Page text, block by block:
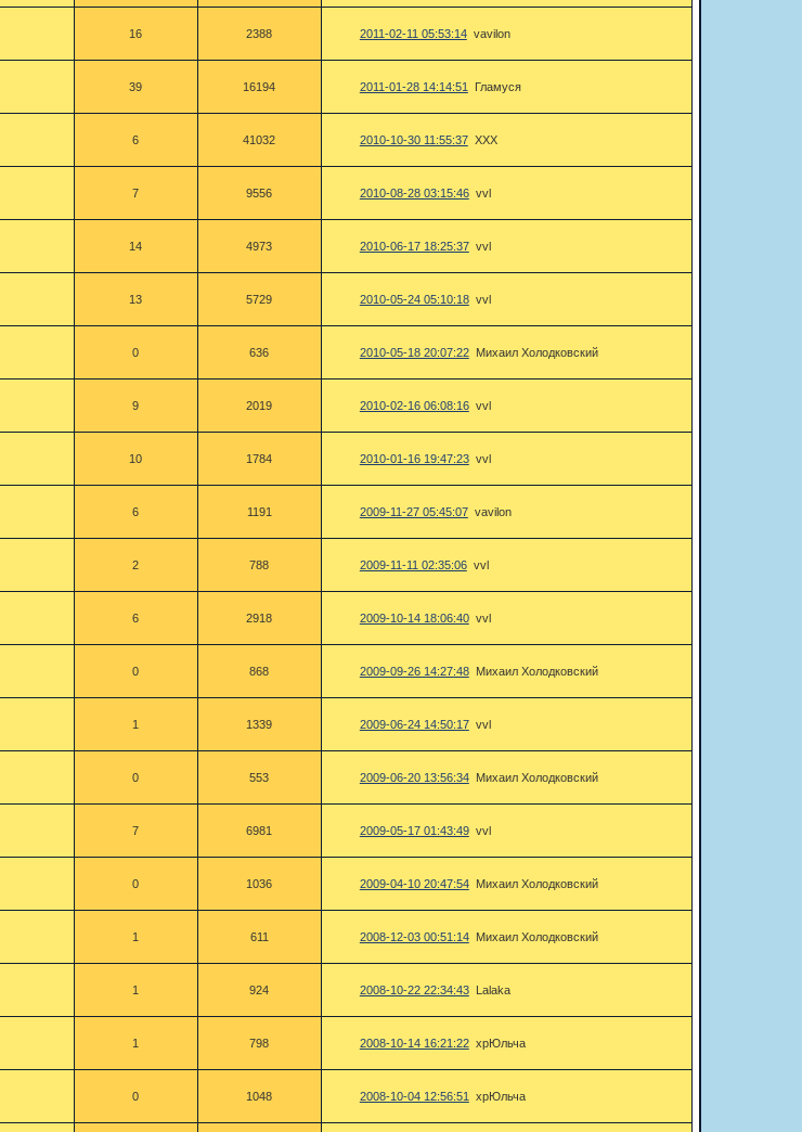
16
2388 2011-02-11 05:53:14 vavilon
39
16194 2011-01-28 14:14:51 Гламуся
6
41032 2010-10-30 11:55:37 ХХХ
7
9556 2010-08-28 03:15:46 vvl
14
4973 2010-06-17 18:25:37 vvl
13
5729 2010-05-24 05:10:18 vvl
0
636 2010-05-18 20:07:22 Михаил Холодковский
9
2019 2010-02-16 06:08:16 vvl
10
1784 2010-01-16 19:47:23 vvl
6
1191 2009-11-27 05:45:07 vavilon
2
788 2009-11-11 02:35:06 vvl
6
2918 2009-10-14 18:06:40 vvl
0
868 2009-09-26 14:27:48 Михаил Холодковский
1
1339 2009-06-24 14:50:17 vvl
0
553 2009-06-20 13:56:34 Михаил Холодковский
7
6981 2009-05-17 01:43:49 vvl
0
1036 2009-04-10 20:47:54 Михаил Холодковский
1
611 2008-12-03 00:51:14 Михаил Холодковский
1
924 2008-10-22 22:34:43 Lalaka
1
798 2008-10-14 16:21:22 хрЮльча
0
1048 2008-10-04 12:56:51 хрЮльча